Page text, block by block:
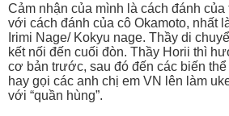
Cảm nhận của mình là cách đánh của
với cách đánh của cô Okamoto, nhất
Irimi Nage/ Kokyu nage. Thầy di
kết nối đến cuối đòn. Thầy Horii thì
cơ bản trước, sau đó đến các biến
hay gọi các anh chị em VN lên làm
với “quần hùng”.